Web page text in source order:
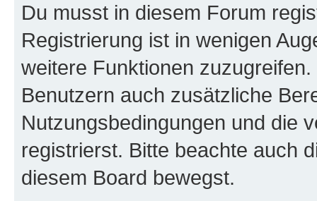
Du musst in diesem Forum
Registrierung ist in wenigen
weitere Funktionen
Benutzern auch zusätzliche
Nutzungsbedingungen und die
registrierst. Bitte beachte auch
diesem Board bewegst.